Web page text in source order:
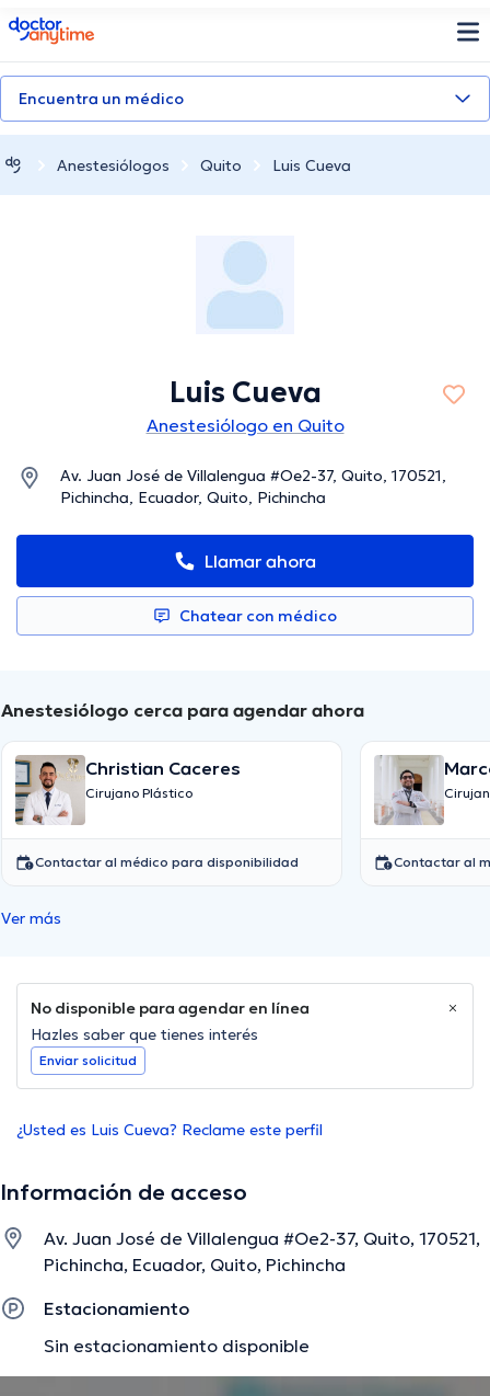
doctoranytime
Encuentra un médico
Anestesiólogos Quito Luis Cueva
Luis Cueva
Anestesiólogo en Quito
Av. Juan José de Villalengua #Oe2-37, Quito, 170521,
Pichincha, Ecuador, Quito, Pichincha
Llamar ahora
Chatear con médico
Anestesiólogo cerca para agendar ahora
Christian Caceres
Cirujano Plástico
Contactar al médico para disponibilidad Contactar al
Ver más
No disponible para agendar en línea
Hazles saber que tienes interés
Enviar solicitud
¿Usted es Luis Cueva? Reclame este perfil
Información de acceso
Av. Juan José de Villalengua #Oe2-37, Quito, 170521,
Pichincha, Ecuador, Quito, Pichincha
Estacionamiento
Sin estacionamiento disponible